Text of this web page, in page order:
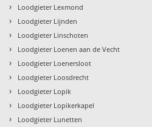
› Loodgieter Lexmond
› Loodgieter Lijnden
› Loodgieter Linschoten
› Loodgieter Loenen aan de Vecht
› Loodgieter Loenersloot
› Loodgieter Loosdrecht
› Loodgieter Lopik
› Loodgieter Lopikerkapel
› Loodgieter Lunetten